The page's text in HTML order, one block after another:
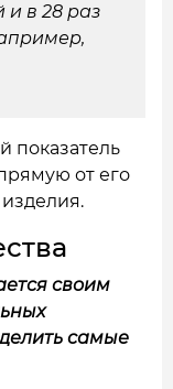
и в 28 раз
показатель
от его
своим
самые